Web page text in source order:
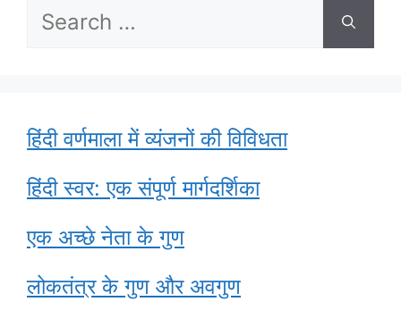
Search
हिंदी वर्णमाला में व्यंजनों की विविधता
हिंदी स्वर: एक संपूर्ण मार्गदर्शिका
एक अच्छे नेता के गुण
लोकतंत्र के गुण और अवगुण